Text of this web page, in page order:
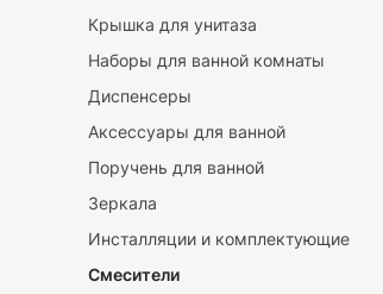
Крышка для унитаза
Наборы для ванной комнаты
Диспенсеры
Аксессуары для ванной
Поручень для ванной
Зеркала
Инсталляции и комплектующие
Смесители